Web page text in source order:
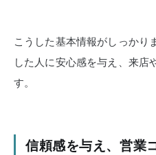
こうした基本情報がしっかり
した人に安心感を与え、来店
す。
信頼感を与え、営業